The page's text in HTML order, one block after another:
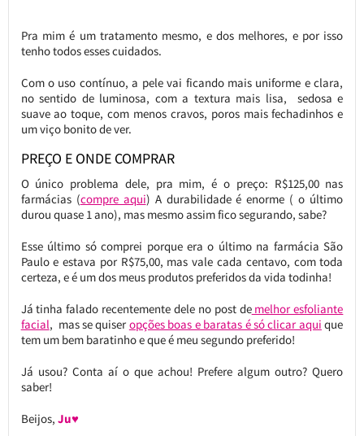
Pra mim é um tratamento mesmo, e dos melhores, e por isso
tenho todos esses cuidados.
Com o uso contínuo, a pele vai ficando mais uniforme e clara,
no sentido de luminosa, com a textura mais lisa, sedosa e
suave ao toque, com menos cravos, poros mais fechadinhos e
um viço bonito de ver.
PREÇO E ONDE COMPRAR
O único problema dele, pra mim, é o preço: R$125,00 nas
farmácias (compre aqui) A durabilidade é enorme ( o último
durou quase 1 ano), mas mesmo assim fico segurando, sabe?
Esse último só comprei porque era o último na farmácia São
Paulo e estava por R$75,00, mas vale cada centavo, com toda
certeza, e é um dos meus produtos preferidos da vida todinha!
Já tinha falado recentemente dele no post demelhor esfoliante
facial, mas se quiser opções boas e baratas é só clicar aqui que
tem um bem baratinho e que é meu segundo preferido!
Já usou? Conta aí o que achou! Prefere algum outro? Quero
saber!
Beijos, Ju♥